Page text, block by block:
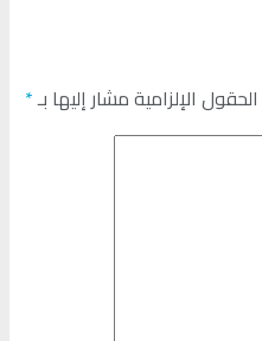
الحقول الإلزامية مشار إليها بـ*